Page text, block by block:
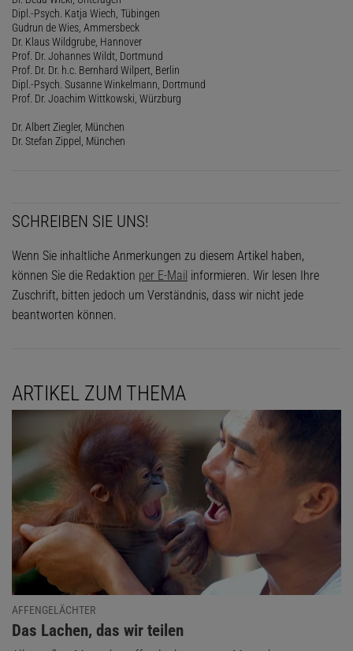
Dipl.-Psych. Katja Wiech, Tübingen
Gudrun de Wies, Ammersbeck
Dr. Klaus Wildgrube, Hannover
Prof. Dr. Johannes Wildt, Dortmund
Prof. Dr. Dr. h.c. Bernhard Wilpert, Berlin
Dipl.-Psych. Susanne Winkelmann, Dortmund
Prof. Dr. Joachim Wittkowski, Würzburg
Dr. Albert Ziegler, München
Dr. Stefan Zippel, München
SCHREIBEN SIE UNS!
Wenn Sie inhaltliche Anmerkungen zu diesem Artikel haben,
können Sie die Redaktion per E-Mail informieren. Wir lesen Ihre
Zuschrift, bitten jedoch um Verständnis, dass wir nicht jede
beantworten können.
ARTIKEL ZUM THEMA
AFFENGELÄCHTER
:
Das Lachen, das wir teilen